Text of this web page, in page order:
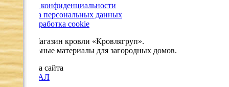
Политика конфиденциальности
Обработка персональных данных
Сбор и обработка cookie
© 2026. Магазин кровли «Кровлягруп».
Строительные материалы для загородных домов.
Разработка сайта
ОРИГИНАЛ